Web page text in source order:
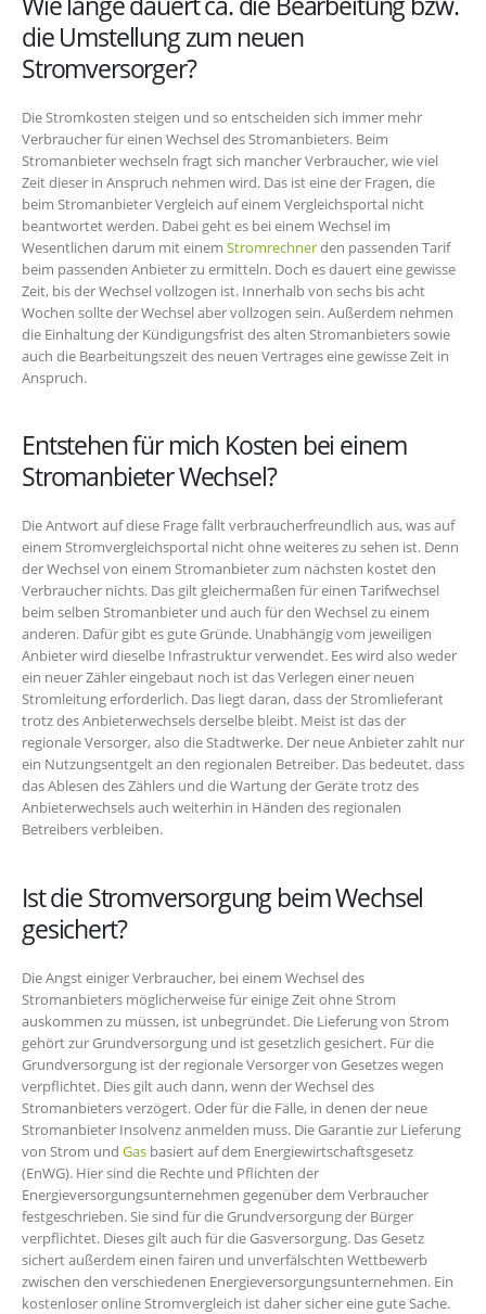
die Umstellung zum neuen
Stromversorger?
Die Stromkosten steigen und so entscheiden sich immer mehr
Verbraucher für einen Wechsel des Stromanbieters. Beim
Stromanbieter wechseln fragt sich mancher Verbraucher, wie viel
Zeit dieser in Anspruch nehmen wird. Das ist eine der Fragen, die
beim Stromanbieter Vergleich auf einem Vergleichsportal nicht
beantwortet werden. Dabei geht es bei einem Wechsel im
Wesentlichen darum mit einem Stromrechnerden passenden Tarif
beim passenden Anbieter zu ermitteln. Doch es dauert eine gewisse
Zeit, bis der Wechsel vollzogen ist. Innerhalb von sechs bis acht
Wochen sollte der Wechsel aber vollzogen sein. Außerdem nehmen
die Einhaltung der Kündigungsfrist des alten Stromanbieters sowie
auch die Bearbeitungszeit des neuen Vertrages eine gewisse Zeit in
Anspruch.
Entstehen für mich Kosten bei einem
Stromanbieter Wechsel?
Die Antwort auf diese Frage fällt verbraucherfreundlich aus, was auf
einem Stromvergleichsportal nicht ohne weiteres zu sehen ist. Denn
der Wechsel von einem Stromanbieter zum nächsten kostet den
Verbraucher nichts. Das gilt gleichermaßen für einen Tarifwechsel
beim selben Stromanbieter und auch für den Wechsel zu einem
anderen. Dafür gibt es gute Gründe. Unabhängig vom jeweiligen
Anbieter wird dieselbe Infrastruktur verwendet. Ees wird also weder
ein neuer Zähler eingebaut noch ist das Verlegen einer neuen
Stromleitung erforderlich. Das liegt daran, dass der Stromlieferant
trotz des Anbieterwechsels derselbe bleibt. Meist ist das der
regionale Versorger, also die Stadtwerke. Der neue Anbieter zahlt nur
ein Nutzungsentgelt an den regionalen Betreiber. Das bedeutet, dass
das Ablesen des Zählers und die Wartung der Geräte trotz des
Anbieterwechsels auch weiterhin in Händen des regionalen
Betreibers verbleiben.
Ist die Stromversorgung beim Wechsel
gesichert?
Die Angst einiger Verbraucher, bei einem Wechsel des
Stromanbieters möglicherweise für einige Zeit ohne Strom
auskommen zu müssen, ist unbegründet. Die Lieferung von Strom
gehört zur Grundversorgung und ist gesetzlich gesichert. Für die
Grundversorgung ist der regionale Versorger von Gesetzes wegen
verpflichtet. Dies gilt auch dann, wenn der Wechsel des
Stromanbieters verzögert. Oder für die Fälle, in denen der neue
Stromanbieter Insolvenz anmelden muss. Die Garantie zur Lieferung
von Strom und Gas basiert auf dem Energiewirtschaftsgesetz
(EnWG). Hier sind die Rechte und Pflichten der
Energieversorgungsunternehmen gegenüber dem Verbraucher
festgeschrieben. Sie sind für die Grundversorgung der Bürger
verpflichtet. Dieses gilt auch für die Gasversorgung. Das Gesetz
sichert außerdem einen fairen und unverfälschten Wettbewerb
zwischen den verschiedenen Energieversorgungsunternehmen. Ein
kostenloser online Stromvergleich ist daher sicher eine gute Sache.